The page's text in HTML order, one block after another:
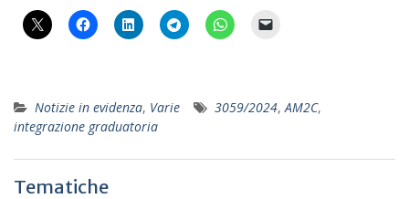
Notizie in evidenza, Varie 3059/2024,AM2C,
integrazione graduatoria
Tematiche